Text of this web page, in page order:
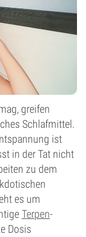
greifen
Schlafmittel.
ist
in der Tat nicht
zu dem
es um
Terpen-
Dosis